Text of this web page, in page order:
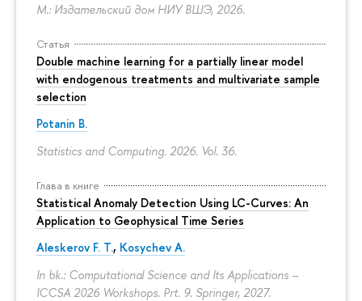
М.: Издательский дом НИУ ВШЭ, 2026.
Статья
Double machine learning for a partially linear model
with endogenous treatments and multivariate sample
selection
Potanin B.
Statistics and Computing. 2026. Vol. 36.
Глава в книге
Statistical Anomaly Detection Using LC-Curves: An
Application to Geophysical Time Series
Aleskerov F. T., Kosychev A.
In bk.: Computational Science and Its Applications –
ICCSA 2026 Workshops. Prt. 9. Springer, 2027.